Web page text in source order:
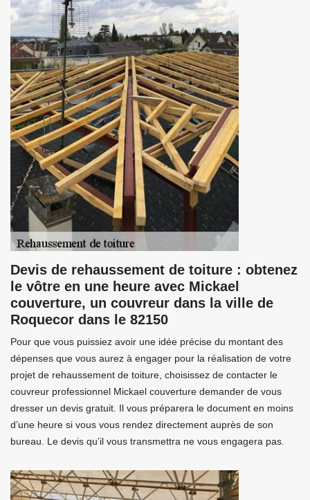
Devis de rehaussement de toiture : obtenez
le vôtre en une heure avec Mickael
couverture, un couvreur dans la ville de
Roquecor dans le 82150
Pour que vous puissiez avoir une idée précise du montant des
dépenses que vous aurez à engager pour la réalisation de votre
projet de rehaussement de toiture, choisissez de contacter le
couvreur professionnel Mickael couverture demander de vous
dresser un devis gratuit. Il vous préparera le document en moins
d’une heure si vous vous rendez directement auprès de son
bureau. Le devis qu’il vous transmettra ne vous engagera pas.